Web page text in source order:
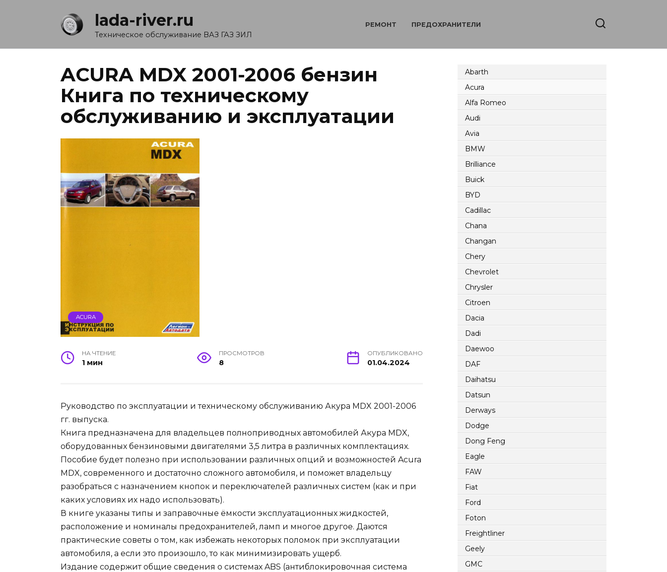
lada-river.ru
Техническое обслуживание ВАЗ ГАЗ ЗИЛ
РЕМОНТ ПРЕДОХРАНИТЕЛИ
ACURA MDX 2001-2006 бензин
Книга по техническому
обслуживанию и эксплуатации
ACURA
НА ЧТЕНИЕ
1 мин
ПРОСМОТРОВ
8
ОПУБЛИКОВАНО
01.04.2024
Руководство по эксплуатации и техническому обслуживанию Акура MDX 2001-2006
гг. выпуска.
Книга предназначена для владельцев полноприводных автомобилей Акура MDX,
оборудованных бензиновыми двигателями 3,5 литра в различных комплектациях.
Пособие будет полезно при использовании различных опций и возможностей Acura
MDX, современного и достаточно сложного автомобиля, и поможет владельцу
разобраться с назначением кнопок и переключателей различных систем (как и при
каких условиях их надо использовать).
В книге указаны типы и заправочные ёмкости эксплуатационных жидкостей,
расположение и номиналы предохранителей, ламп и многое другое. Даются
практические советы о том, как избежать некоторых поломок при эксплуатации
автомобиля, а если это произошло, то как минимизировать ущерб.
Издание содержит общие сведения о системах ABS (антиблокировочная система
Abarth
Acura
Alfa Romeo
Audi
Avia
BMW
Brilliance
Buick
BYD
Cadillac
Chana
Changan
Chery
Chevrolet
Chrysler
Citroen
Dacia
Dadi
Daewoo
DAF
Daihatsu
Datsun
Derways
Dodge
Dong Feng
Eagle
FAW
Fiat
Ford
Foton
Freightliner
Geely
GMC